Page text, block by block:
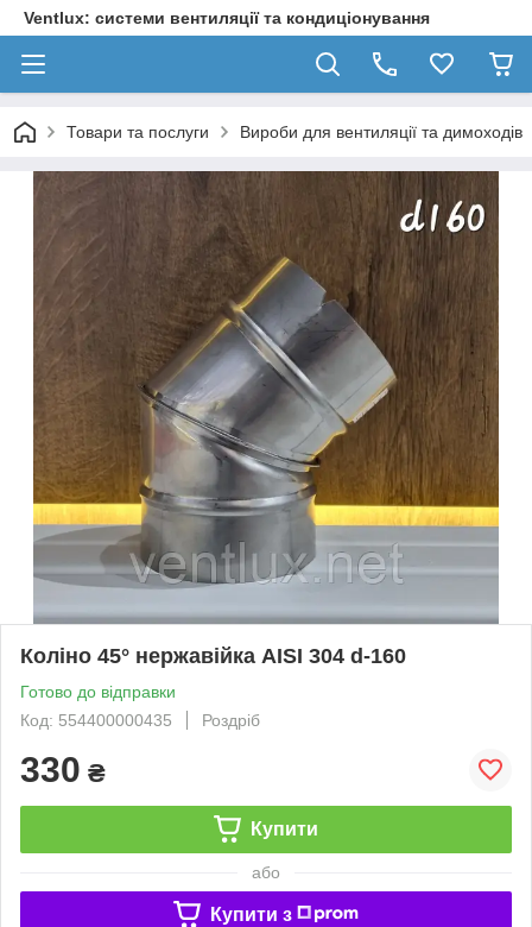
Ventlux: системи вентиляції та кондиціонування
Товари та послуги Вироби для вентиляції та димоходів
Коліно 45° нержавійка AISI 304 d-160
Готово до відправки
Код: 554400000435
Роздріб
330 ₴
Купити
або
Купити з